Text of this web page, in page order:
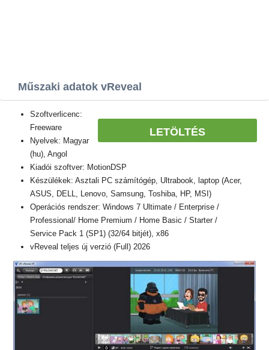
Műszaki adatok vReveal
LETÖLTÉS
Szoftverlicenc:
Freeware
Nyelvek: Magyar
(hu), Angol
Kiadói szoftver: MotionDSP
Készülékek: Asztali PC számítógép, Ultrabook, laptop (Acer,
ASUS, DELL, Lenovo, Samsung, Toshiba, HP, MSI)
Operációs rendszer: Windows 7 Ultimate / Enterprise /
Professional/ Home Premium / Home Basic / Starter /
Service Pack 1 (SP1) (32/64 bitjét), x86
vReveal teljes új verzió (Full) 2026